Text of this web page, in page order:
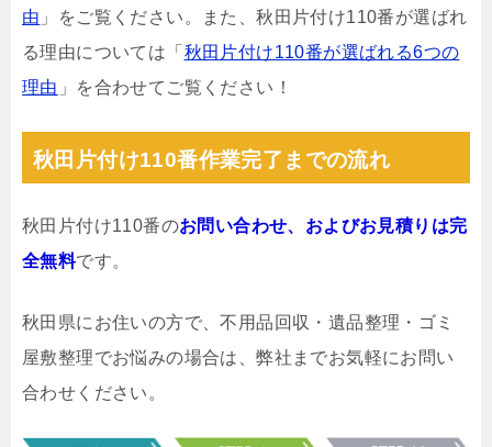
由 」をご覧ください。また、秋田片付け110番が選ばれ
る理由については「 秋田片付け110番が選ばれる6つの
理由 」を合わせてご覧ください！
秋田片付け110番作業完了までの流れ
秋田片付け110番のお問い合わせ、およびお見積りは完
全無料です。
秋田県にお住いの方で、不用品回収・遺品整理・ゴミ
屋敷整理でお悩みの場合は、弊社までお気軽にお問い
合わせください。